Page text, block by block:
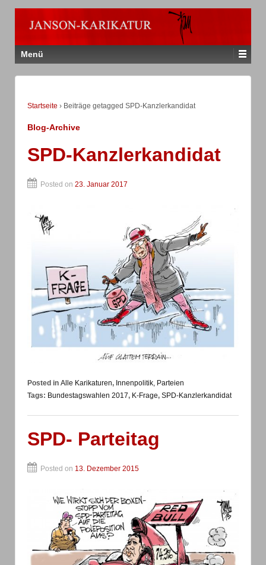
Menü
Startseite › Beiträge getagged SPD-Kanzlerkandidat
Blog-Archive
SPD-Kanzlerkandidat
Posted on 23. Januar 2017
Posted in Alle Karikaturen, Innenpolitik, Parteien
Tags: Bundestagswahlen 2017, K-Frage, SPD-Kanzlerkandidat
SPD- Parteitag
Posted on 13. Dezember 2015